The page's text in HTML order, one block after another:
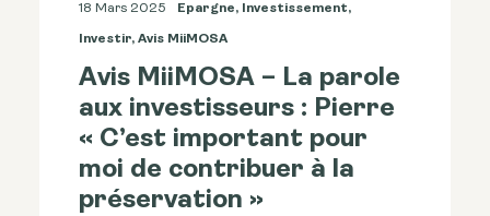
18 Mars 2025 Epargne, Investissement,
Investir, Avis MiiMOSA
Avis MiiMOSA – La parole
aux investisseurs : Pierre
« C’est important pour
moi de contribuer à la
préservation »